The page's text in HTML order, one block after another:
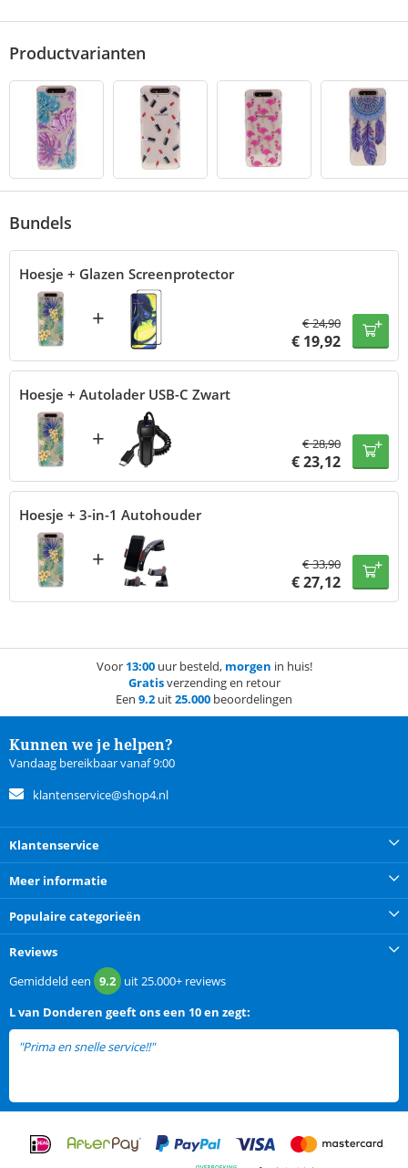
Productvarianten
Bundels
Hoesje + Glazen Screenprotector
+ €24,90
€ 19,92
Hoesje + Autolader USB-C Zwart
+ €28,90
€23,12
Hoesje + 3-in-1 Autohouder
+ €33,90
€27,12
Voor 13:00uur besteld, morgen in huis!
Gratisverzending en retour
Een 9.2 uit25.000 beoordelingen
Kunnen we je helpen?
Vandaag bereikbaar vanaf 9:00
klantenservice@shop4.nl
Klantenservice
Meer informatie
Populaire categorieën
Reviews
Gemiddeld een 9.2 uit25.000+ reviews
L van Donderen geeft ons een 10 en zegt:
"Prima en snelle service!!"